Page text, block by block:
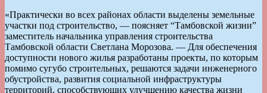
«Практически во всех районах области выделены земельные
участки под строительство, — поясняет “Тамбовской жизни”
заместитель начальника управления строительства
Тамбовской области Светлана Морозова. — Для обеспечения
доступности нового жилья разработаны проекты, по которым
помимо сугубо строительных, решаются задачи инженерного
обустройства, развития социальной инфраструктуры
территорий, способствующих улучшению качества жизни